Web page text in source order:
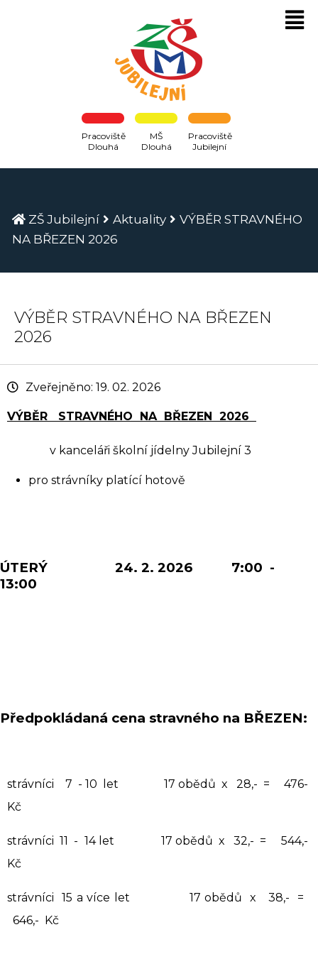
Pracoviště
Dlouhá
MŠ
Dlouhá
Pracoviště
Jubilejní
ZŠ Jubilejní Aktuality
VÝBĚR STRAVNÉHO
NA BŘEZEN 2026
VÝBĚR STRAVNÉHO NA BŘEZEN
2026
Zveřejněno: 19. 02. 2026
VÝBĚR STRAVNÉHO NA BŘEZEN 2026
v kanceláři školní jídelny Jubilejní 3
pro strávníky platící hotově
ÚTERÝ 24. 2. 2026 7:00 -
13:00
Předpokládaná cena stravného na BŘEZEN:
strávníci 7 - 10 let 17 obědů x 28,- = 476-
Kč
strávníci 11 - 14 let 17 obědů x 32,- = 544,-
Kč
strávníci 15 a více let 17 obědů x 38,- =
646,- Kč